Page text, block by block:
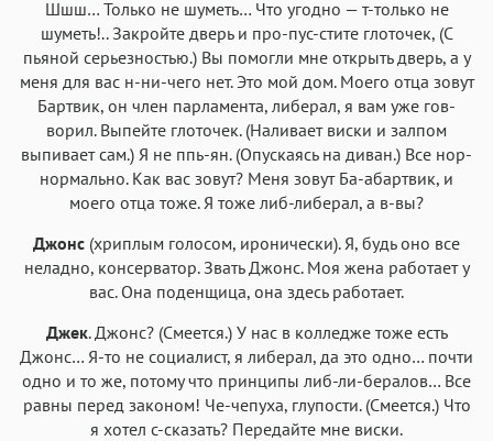
Шшш… Только не шуметь… Что угодно — т-только не
шуметь!.. Закройте дверь и про-пус-стите глоточек, (С
пьяной серьезностью.) Вы помогли мне открыть дверь, а у
меня для вас н-ни-чего нет. Это мой дом. Моего отца зовут
Бартвик, он член парламента, либерал, я вам уже гов-
ворил. Выпейте глоточек. (Наливает виски и залпом
выпивает сам.) Я не ппь-ян. (Опускаясь на диван.) Все нор-
нормально. Как вас зовут? Меня зовут Ба-абартвик, и
моего отца тоже. Я тоже либ-либерал, а в-вы?
Джонс (хриплым голосом, иронически). Я, будь оно все
неладно, консерватор. Звать Джонс. Моя жена работает у
вас. Она поденщица, она здесь работает.
Джек. Джонс? (Смеется.) У нас в колледже тоже есть
Джонс… Я-то не социалист, я либерал, да это одно… почти
одно и то же, потому что принципы либ-ли-бералов… Все
равны перед законом! Че-чепуха, глупости. (Смеется.) Что
я хотел с-сказать? Передайте мне виски.